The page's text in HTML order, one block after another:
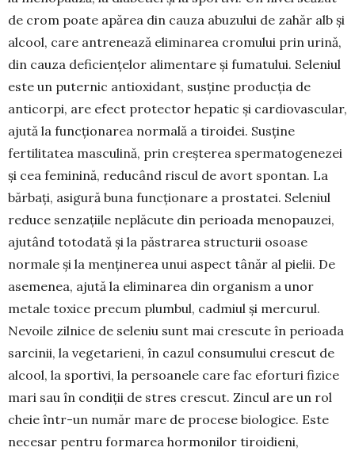
de crom poate apărea din cauza abuzului de zahăr alb și
alcool, care antrenează eliminarea cromului prin urină,
din cauza de­ficiențelor alimentare și fumatului. Seleniul
este un puternic antioxidant, susține producția de
anticorpi, are efect protector hepatic și cardiovas­cular,
ajută la funcționarea normală a tiroidei. Susține
fertilitatea masculină, prin creșterea sper­matogenezei
și cea feminină, reducând riscul de avort spontan. La
bărbați, asigură buna funcțio­nare a prostatei. Seleniul
reduce senzațiile ne­plă­cute din perioada menopauzei,
ajutând totodată și la păstrarea structurii osoase
normale și la menținerea unui aspect tânăr al pielii. De
ase­menea, ajută la eliminarea din organism a unor
metale toxice precum plumbul, cadmiul și mercu­rul.
Nevoile zilnice de seleniu sunt mai crescute în perioada
sarcinii, la vegetarieni, în cazul con­sumului crescut de
alcool, la sportivi, la persoa­nele care fac eforturi fizice
mari sau în con­diții de stres cres­cut. Zincul are un rol
cheie într-un număr mare de procese biolo­gi­ce. Este
necesar pentru formarea hormonilor tiroi­dieni,